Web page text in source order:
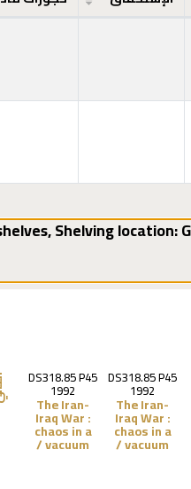
,Shelving location:
DS318.85 P45
1992
The Iran-
Iraq War :
chaos in a
vacuum /
DS318.85 P45
1992
The Iran-
Iraq War :
chaos in a
vacuum /